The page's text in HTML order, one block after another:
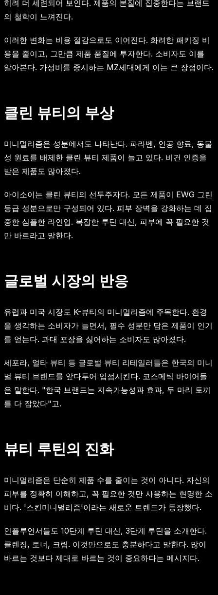
히려 더 세련되어 보인다. 제품의 본질에 집중한다는 브랜드
의 철학이 느껴진다.
이러한 변화는 비용 절감으로도 이어진다. 화려한 패키징 비
용을 줄이고, 그만큼 제품 품질에 투자한다. 소비자도 이를
알아본다. 가성비를 중시하는 MZ세대에게 이는 큰 장점이다.
클린 뷰티의 부상
미니멀리즘은 성분에서도 나타난다. 파라벤, 인공 향료, 동물
성 원료를 배제한 클린 뷰티 제품이 늘고 있다. 비건 인증을
받은 제품도 많아졌다.
아이소이는 클린 뷰티의 선두주자다. 모든 제품이 EWG 그린
등급 성분으로만 구성되어 있다. 피부 장벽을 강화하는 데 집
중한 심플한 라인업. 복잡한 루틴 대신, 피부에 꼭 필요한 것
만 바르라고 말한다.
글로벌 시장의 반응
유럽과 미국 시장도 K-뷰티의 미니멀리즘에 주목한다. 환경
을 생각하는 소비자가 늘면서, 필수 성분만 담은 제품이 인기
를 얻는다. 과대 포장을 싫어하는 소비자도 많아졌다.
세포라, 얼타 뷰티 등 글로벌 뷰티 리테일러들은 한국의 미니
멀 뷰티 브랜드를 앞다투어 입점시킨다. 코스메틱 바이어들
은 말한다. "한국 브랜드는 지속가능성과 효과, 두 마리 토끼
를 다 잡았다"고.
뷰티 루틴의 진화
미니멀리즘은 단순히 제품 수를 줄이는 것이 아니다. 자신의
피부를 정확히 이해하고, 꼭 필요한 것만 사용하는 현명한 소
비다. '스킨미니멀리즘'이라는 새로운 트렌드가 등장했다.
인플루언서들도 10단계 루틴 대신, 3단계 루틴을 소개한다.
클렌징, 토너, 크림. 이것만으로도 충분하다고 말한다. 많이
바르는 것보다 제대로 바르는 것이 중요하다는 메시지다.